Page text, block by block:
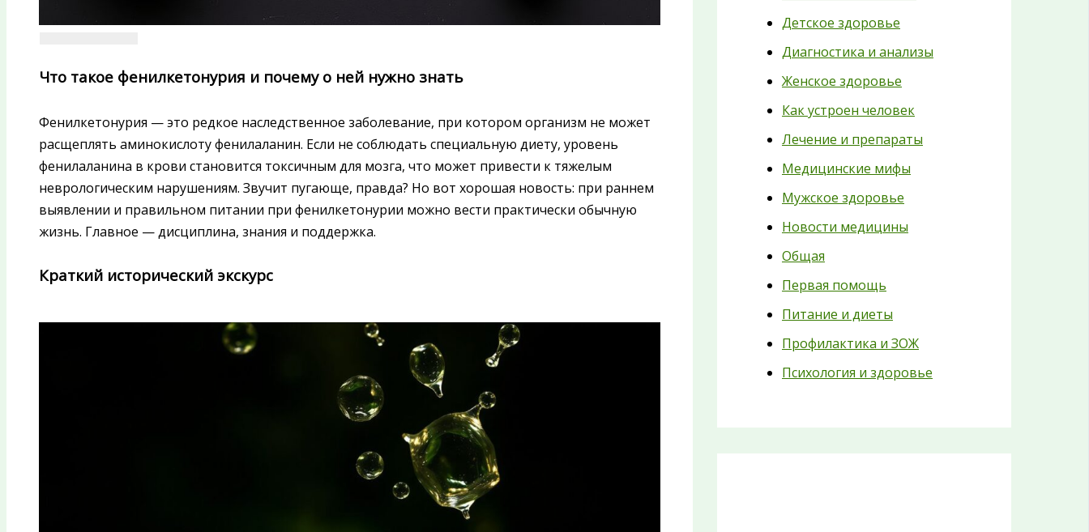
Что такое фенилкетонурия и почему о ней нужно знать
Фенилкетонурия — это редкое наследственное заболевание, при котором организм не может
расщеплять аминокислоту фенилаланин. Если не соблюдать специальную диету, уровень
фенилаланина в крови становится токсичным для мозга, что может привести к тяжелым
неврологическим нарушениям. Звучит пугающе, правда? Но вот хорошая новость: при раннем
выявлении и правильном питании при фенилкетонурии можно вести практически обычную
жизнь. Главное — дисциплина, знания и поддержка.
Краткий исторический экскурс
Детское здоровье
Диагностика и анализы
Женское здоровье
Как устроен человек
Лечение и препараты
Медицинские мифы
Мужское здоровье
Новости медицины
Общая
Первая помощь
Питание и диеты
Профилактика и ЗОЖ
Психология и здоровье